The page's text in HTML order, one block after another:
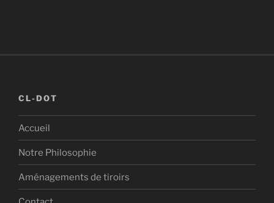
CL-DOT
Accueil
Notre Philosophie
Aménagements de tiroirs